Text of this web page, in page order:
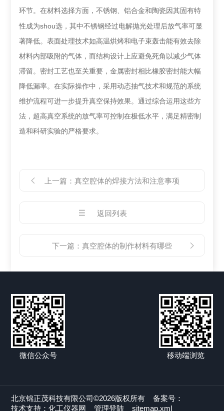
环节。在材料选择方面，不锈钢、铝合金和陶瓷因其固有特
性成为shou选 ，其中不锈钢经过电解抛光处理后放气率可显
著降低。表面处理技术如高温烘烤和电子束轰击能有效去除
材料内部吸附的气体，而结构设计上应避免死角以减少气体
滞留。密封工艺也至关重要，金属密封相比橡胶密封能大幅
降低漏率。在实际操作中，采用动态抽气技术和规范的系统
维护流程可进一步提升真空保持效果。通过综合运用这些方
法，超高真空系统的放气率可控制在极低水平，满足精密制
造和科研实验的严格要求。
上一篇： 真空腔体的焊接方法和注意事项
返回列表
下一篇： 真空腔体的制作材料有哪些
微信公众号 移动端浏览
北京锦正茂科技有限公司©2026版权所有备案号：
技术支持：化工仪器网 管理登陆 sitemap.xml